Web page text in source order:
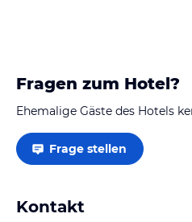
Fragen zum Hotel?
Ehemalige Gäste des Hotels
Frage stellen
Kontakt